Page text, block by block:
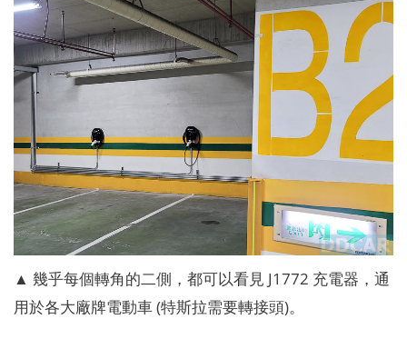
▲ 幾乎每個轉角的二側，都可以看見 J1772 充電器，通
用於各大廠牌電動車 (特斯拉需要轉接頭)。